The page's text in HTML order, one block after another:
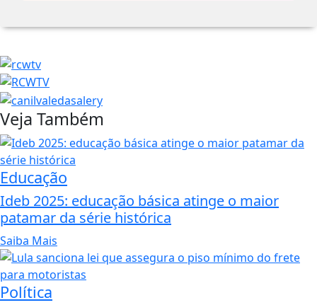
Veja Também
Educação
Ideb 2025: educação básica atinge o maior
patamar da série histórica
Saiba Mais
Política